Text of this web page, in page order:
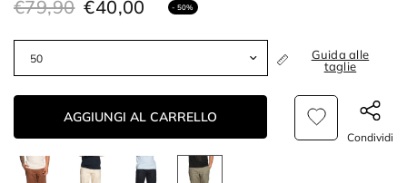
€79,90 €40,00 - 50%
Guida alle
taglie
AGGIUNGI AL CARRELLO
Condividi